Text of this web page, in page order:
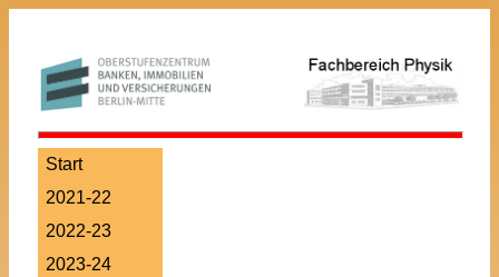
Start
2021-22
2022-23
2023-24